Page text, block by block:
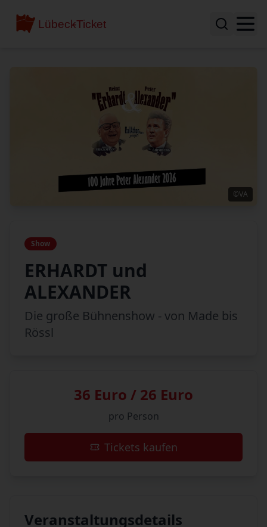
©VA
Show
ERHARDT und
ALEXANDER
Die große Bühnenshow - von Made bis
Rössl
36 Euro / 26 Euro
pro Person
Tickets kaufen
Veranstaltungsdetails